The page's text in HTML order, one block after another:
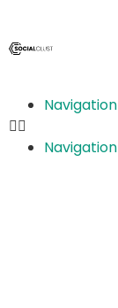
Navigation
Navigation